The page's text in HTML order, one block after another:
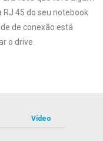
RJ 45 do seu notebook
de conexão está
o drive.
Vídeo